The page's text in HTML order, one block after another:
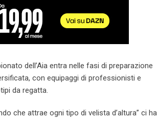
dell’Aia entra nelle fasi di preparazione
con equipaggi di professionisti e
da regatta.
che attrae ogni tipo di velista d’altura” ci ha